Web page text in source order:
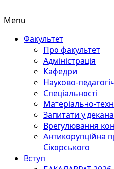
Menu
Факультет
Про факультет
Адміністрація
Кафедри
Науково-
Спеціальності
Матеріально-
Запитати у декана
Врегулювання
Антикорупційна
Сікорського
Вступ